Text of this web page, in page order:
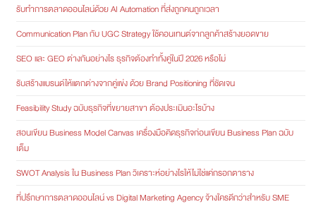
รับทำการตลาดออนไลน์ด้วย AI Automation ที่ส่งถูกคนถูกเวลา
Communication Plan กับ UGC Strategy ใช้คอนเทนต์จากลูกค้าสร้างยอดขาย
SEO และ GEO ต่างกันอย่างไร ธุรกิจต้องทำทั้งคู่ในปี 2026 หรือไม่
รับสร้างแบรนด์ให้แตกต่างจากคู่แข่ง ด้วย Brand Positioning ที่ชัดเจน
Feasibility Study ฉบับธุรกิจที่ขยายสาขา ต้องประเมินอะไรบ้าง
สอนเขียน Business Model Canvas เครื่องมือคิดธุรกิจก่อนเขียน Business Plan ฉบับ
เต็ม
SWOT Analysis ใน Business Plan วิเคราะห์อย่างไรให้ไม่ใช่แค่กรอกตาราง
ที่ปรึกษาการตลาดออนไลน์ vs Digital Marketing Agency จ้างใครดีกว่าสำหรับ SME